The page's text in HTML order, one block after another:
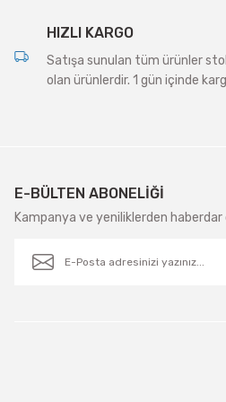
HIZLI KARGO
Satışa sunulan tüm ürünler
olan ürünlerdir. 1 gün içinde
E-BÜLTEN ABONELİĞİ
Kampanya ve yeniliklerden